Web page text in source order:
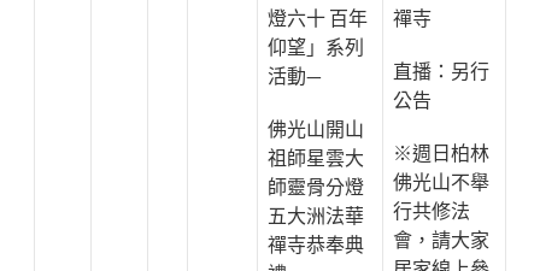
燈六十 百年
仰望」系列
活動—
佛光山開山
祖師星雲大
師靈骨分燈
五大洲法華
禪寺恭奉典
禪寺
直播：另行
公告
※週日柏林
佛光山不舉
行共修法
會，請大家